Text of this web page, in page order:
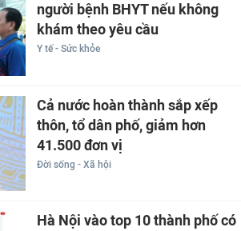
người bệnh BHYT nếu không
khám theo yêu cầu
Y tế - Sức khỏe
Cả nước hoàn thành sắp xếp
thôn, tổ dân phố, giảm hơn
41.500 đơn vị
Đời sống - Xã hội
Hà Nội vào top 10 thành phố có